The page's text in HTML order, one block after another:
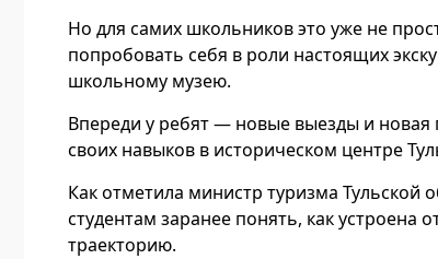
Но для самих школьников это уже не
попробовать себя в роли настоящих
школьному музею.
Впереди у ребят — новые выезды и новая
своих навыков в историческом центре
Как отметила министр туризма
студентам заранее понять, как
траекторию.